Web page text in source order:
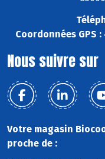
Coordonnées GPS :
Nous suivre sur
Votre magasin
proche de :